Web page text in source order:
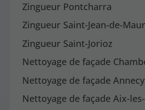
Zingueur Pontcharra
Zingueur Saint-Jean-de-
Zingueur Saint-Jorioz
Nettoyage de façade
Nettoyage de façade Annecy
Nettoyage de façade Aix-